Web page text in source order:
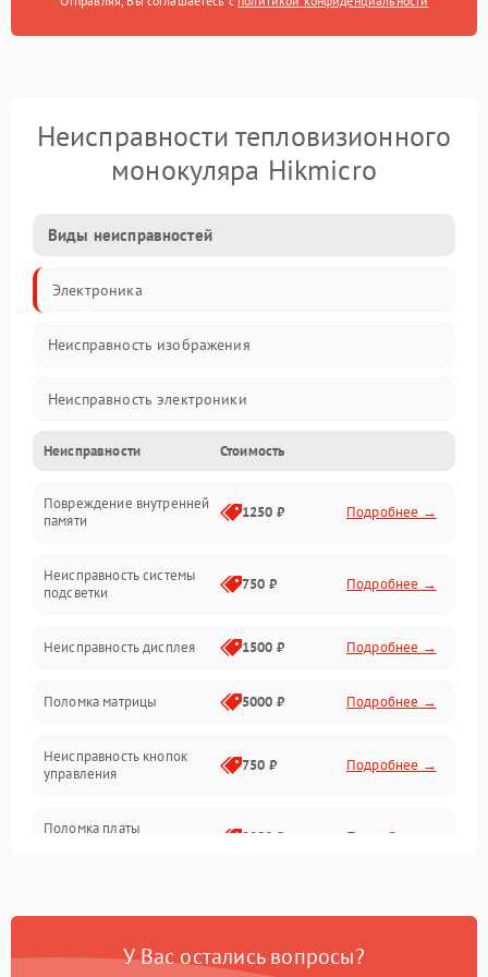
Неисправности тепловизионного
монокуляра Hikmicro
Виды неисправностей
Электроника
Неисправность изображения
Неисправность электроники
Электропитание
Матрица
Оптика
Неисправности Стоимость
Повреждение внутренней
памяти
1250 ₽ Подробнее →
Неисправность системы
подсветки
750 ₽ Подробнее →
Неисправность дисплея 1500 ₽ Подробнее →
Поломка матрицы 5000 ₽ Подробнее →
Неисправность кнопок
управления
750 ₽ Подробнее →
Поломка платы
2000 ₽ Подробнее →
аккумулятора
Неисправность зарядного
У Вас остались вопросы?